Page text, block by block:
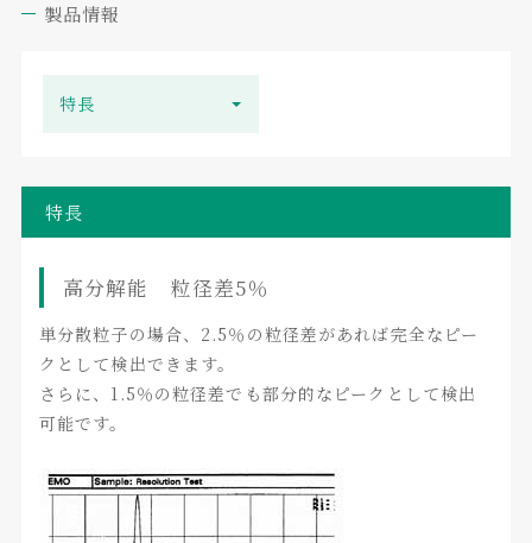
製品情報
特長
特長
高分解能 粒径差5％
単分散粒子の場合、2.5％の粒径差があれば完全なピー
クとして検出できます。
さらに、1.5％の粒径差でも部分的なピークとして検出
可能です。